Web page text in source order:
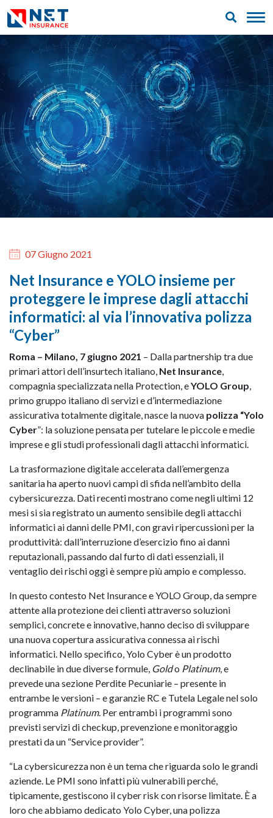
07 Giugno 2021
Net Insurance e YOLO insieme per
proteggere le imprese dagli attacchi
informatici: al via l’innovativa polizza
“Cyber”
Roma – Milano, 7 giugno 2021 – Dalla partnership tra due
primari attori dell’insurtech italiano, Net Insurance,
compagnia specializzata nella Protection, eYOLO Group,
primo gruppo italiano di servizi e d’intermediazione
assicurativa totalmente digitale, nasce la nuova polizza “Yolo
Cyber”: la soluzione pensata per tutelare le piccole e medie
imprese e gli studi professionali dagli attacchi informatici.
La trasformazione digitale accelerata dall’emergenza
sanitaria ha aperto nuovi campi di sfida nell’ambito della
cybersicurezza. Dati recenti mostrano come negli ultimi 12
mesi si sia registrato un aumento sensibile degli attacchi
informatici ai danni delle PMI, con gravi ripercussioni per la
produttività: dall’interruzione d’esercizio fino ai danni
reputazionali, passando dal furto di dati essenziali, il
ventaglio dei rischi oggi è sempre più ampio e complesso.
In questo contesto Net Insurance e YOLO Group, da sempre
attente alla protezione dei clienti attraverso soluzioni
semplici, concrete e innovative, hanno deciso di sviluppare
una nuova copertura assicurativa connessa ai rischi
informatici. Nello specifico, Yolo Cyber è un prodotto
declinabile in due diverse formule, Goldo Platinum, e
prevede una sezione Perdite Pecuniarie – presente in
entrambe le versioni – e garanzie RC e Tutela Legale nel solo
programma Platinum. Per entrambi i programmi sono
previsti servizi di checkup, prevenzione e monitoraggio
prestati da un “Service provider”.
“La cybersicurezza non è un tema che riguarda solo le grandi
aziende. Le PMI sono infatti più vulnerabili perché,
tipicamente, gestiscono il cyber risk con risorse limitate. È a
loro che abbiamo dedicato Yolo Cyber, una polizza